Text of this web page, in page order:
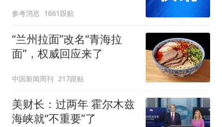
参考消息 1661跟贴
“兰州拉面”改名“青海拉
面”，权威回应来了
中国新闻周刊 217跟贴
美财长：过两年 霍尔木兹
海峡就“不重要”了